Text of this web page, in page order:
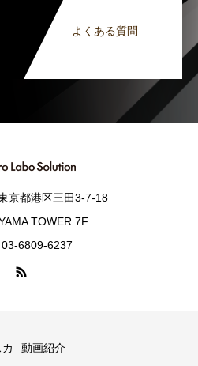
よくある質問
京都港区三田3-7-18
TOWER 7F
6809-6237
動画紹介